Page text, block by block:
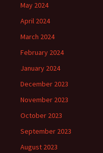
May 2024
April 2024
March 2024
February 2024
January 2024
December 2023
November 2023
October 2023
September 2023
August 2023